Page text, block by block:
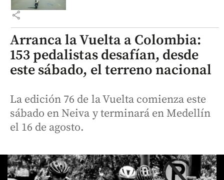
share
Arranca la Vuelta a Colombia:
153 pedalistas desafían, desde
este sábado, el terreno nacional
La edición 76 de la Vuelta comienza este
sábado en Neiva y terminará en Medellín
el 16 de agosto.